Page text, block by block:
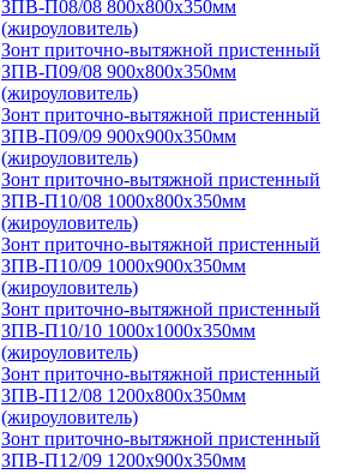
ЗПВ-П08/08 800х800х350мм
(жироуловитель)
Зонт приточно-вытяжной пристенный
ЗПВ-П09/08 900х800х350мм
(жироуловитель)
Зонт приточно-вытяжной пристенный
ЗПВ-П09/09 900х900х350мм
(жироуловитель)
Зонт приточно-вытяжной пристенный
ЗПВ-П10/08 1000х800х350мм
(жироуловитель)
Зонт приточно-вытяжной пристенный
ЗПВ-П10/09 1000х900х350мм
(жироуловитель)
Зонт приточно-вытяжной пристенный
ЗПВ-П10/10 1000х1000х350мм
(жироуловитель)
Зонт приточно-вытяжной пристенный
ЗПВ-П12/08 1200х800х350мм
(жироуловитель)
Зонт приточно-вытяжной пристенный
ЗПВ-П12/09 1200х900х350мм